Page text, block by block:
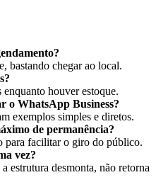
bastando chegar ao local.
houver estoque.
o WhatsApp Business?
exemplos simples e diretos.
de permanência?
para facilitar o giro do público.
vez?
estrutura desmonta, não retorna